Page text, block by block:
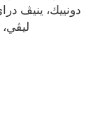
دونييك، ينيڤ
ليڤي،